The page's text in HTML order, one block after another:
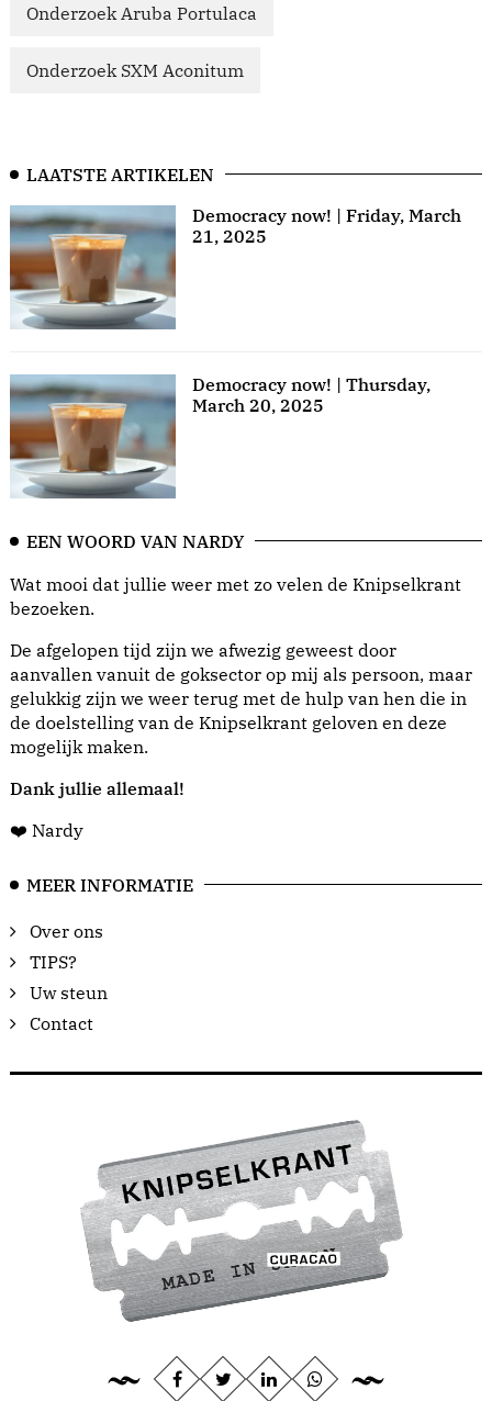
Onderzoek Aruba Portulaca
Onderzoek SXM Aconitum
LAATSTE ARTIKELEN
Democracy now! | Friday, March
21, 2025
Democracy now! | Thursday,
March 20, 2025
EEN WOORD VAN NARDY
Wat mooi dat jullie weer met zo velen de Knipselkrant
bezoeken.
De afgelopen tijd zijn we afwezig geweest door
aanvallen vanuit de goksector op mij als persoon, maar
gelukkig zijn we weer terug met de hulp van hen die in
de doelstelling van de Knipselkrant geloven en deze
mogelijk maken.
Dank jullie allemaal!
❤️ Nardy
MEER INFORMATIE
Over ons
TIPS?
Uw steun
Contact